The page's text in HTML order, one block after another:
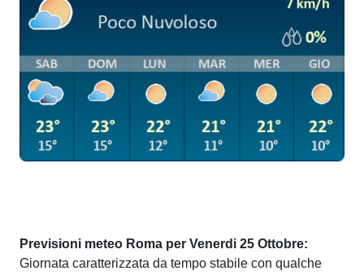
Previsioni meteo Roma per Venerdi 25 Ottobre:
Giornata caratterizzata da tempo stabile con qualche